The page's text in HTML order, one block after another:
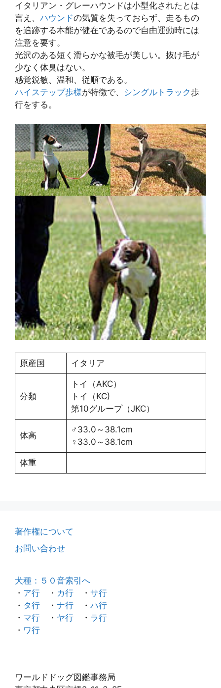
イタリアン・グレーハウンドは小型化されたとは
言え、 ハウンドの気質を失っておらず、走るもの
を追跡する本能が健在であるので自由運動時には
注意を要す。
光沢のある短く滑らかな被毛が美しい。抜け毛が
少なく体臭はない。
感覚鋭敏、温和、従順である。
ハイステップ歩様が特徴で、 シングルトラック歩
行をする。
原産国 イタリア
分類
トイ（AKC）
トイ（KC)
第10グループ（JKC）
体高
♂33.0～38.1cm
♀33.0～38.1cm
体重
著作権について
お問い合わせ
犬種：５０音索引へ
・ ア行 ・ カ行 ・ サ行
・ タ行 ・ ナ行 ・ ハ行
・ マ行 ・ ヤ行 ・ ラ行
・ ワ行
ワールドドッグ図鑑事務局